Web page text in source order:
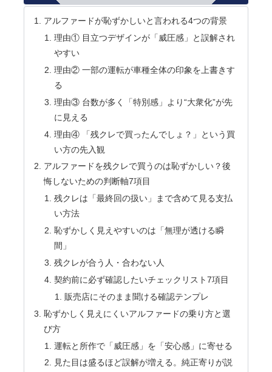
アルファードが恥ずかしいと言われる4つの背景
理由① 目立つデザインが「威圧感」と誤解され
やすい
理由② 一部の運転が車種全体の印象を上書きす
る
理由③ 台数が多く「特別感」より“大衆化”が先
に見える
理由④ 「残クレで買ったんでしょ？」という買
い方の先入観
アルファードを残クレで買うのは恥ずかしい？後
悔しないための判断軸7項目
残クレは「最終回の扱い」まで含めて見る支払
い方法
恥ずかしく見えやすいのは「無理が透ける瞬
間」
残クレが合う人・合わない人
契約前に必ず確認したいチェックリスト7項目
販売店にそのまま聞ける確認テンプレ
恥ずかしく見えにくいアルファードの乗り方と選
び方
運転と所作で「威圧感」を「安心感」に寄せる
見た目は盛るほど誤解が増える。純正寄りが説